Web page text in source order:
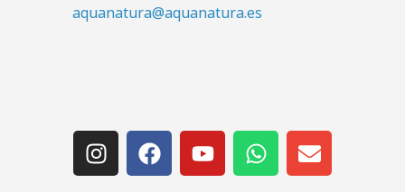
aquanatura@aquanatura.es